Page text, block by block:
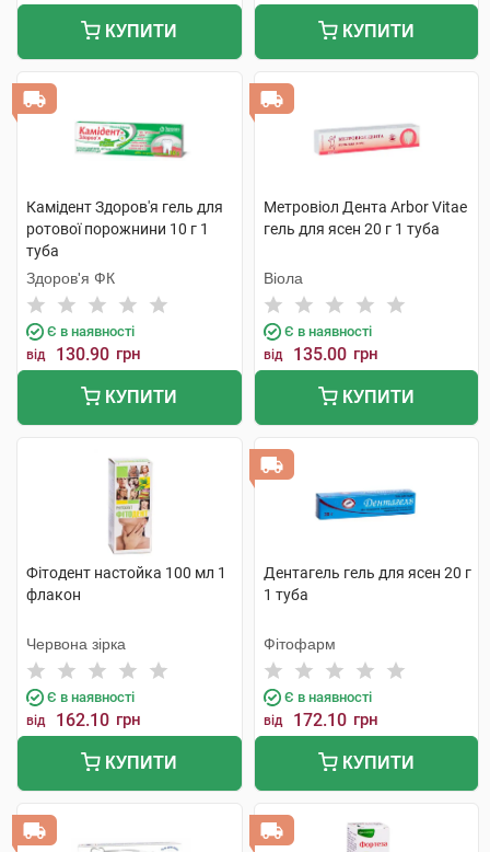
КУПИТИ КУПИТИ
Камідент Здоров'я гель для
ротової порожнини 10 г 1
туба
Здоров'я ФК
Є в наявності
від 130.90 грн
КУПИТИ
Метровіол Дента Arbor Vitae
гель для ясен 20 г 1 туба
Віола
Є в наявності
від 135.00 грн
КУПИТИ
Фітодент настойка 100 мл 1
флакон
Червона зірка
Є в наявності
від 162.10 грн
КУПИТИ
Дентагель гель для ясен 20 г
1 туба
Фітофарм
Є в наявності
від 172.10 грн
КУПИТИ